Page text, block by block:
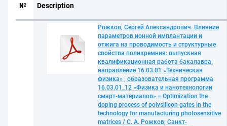
№ Description
Рожков, Сергей Александрович. Влияние
параметров ионной имплантации и
отжига на проводимость и структурные
свойства поликремния: выпускная
квалификационная работа бакалавра:
направление 16.03.01 «Техническая
физика» ; образовательная программа
16.03.01_12 «Физика и нанотехнологии
смарт-материалов» = Optimization the
doping process of polysilicon gates in the
technology for manufacturing photosensitive
matrices / С. А. Рожков; Санкт-